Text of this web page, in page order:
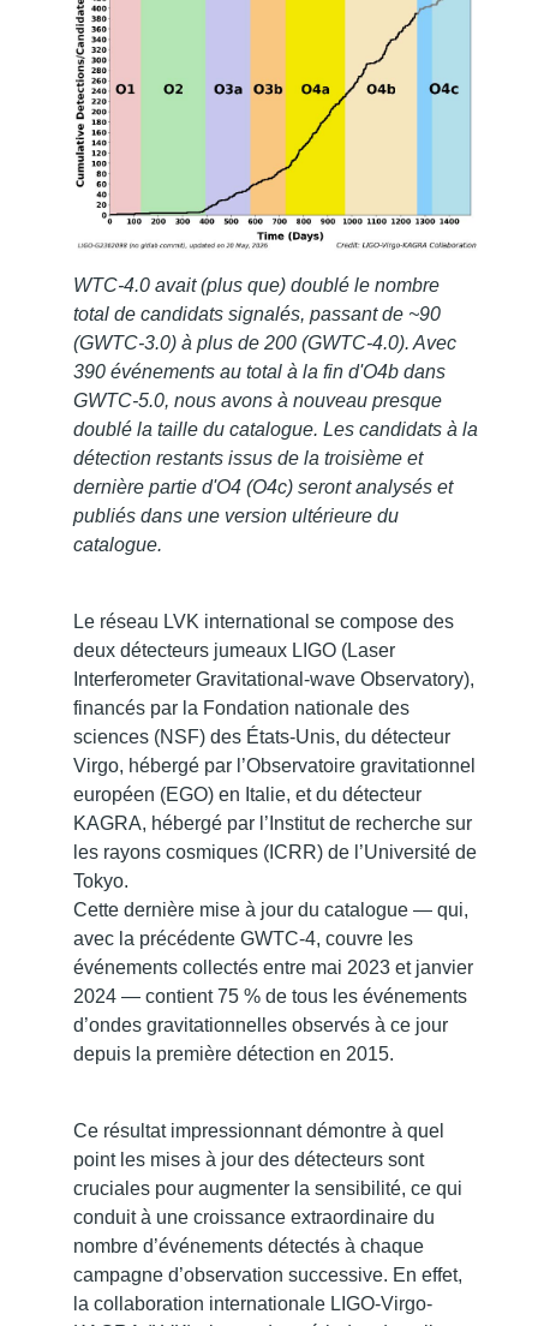
WTC-4.0 avait (plus que) doublé le nombre
total de candidats signalés, passant de ~90
(GWTC-3.0) à plus de 200 (GWTC-4.0). Avec
390 événements au total à la fin d'O4b dans
GWTC-5.0, nous avons à nouveau presque
doublé la taille du catalogue. Les candidats à la
détection restants issus de la troisième et
dernière partie d'O4 (O4c) seront analysés et
publiés dans une version ultérieure du
catalogue.
Le réseau LVK international se compose des
deux détecteurs jumeaux LIGO (Laser
Interferometer Gravitational-wave Observatory),
financés par la Fondation nationale des
sciences (NSF) des États-Unis, du détecteur
Virgo, hébergé par l’Observatoire gravitationnel
européen (EGO) en Italie, et du détecteur
KAGRA, hébergé par l’Institut de recherche sur
les rayons cosmiques (ICRR) de l’Université de
Tokyo.
Cette dernière mise à jour du catalogue — qui,
avec la précédente GWTC-4, couvre les
événements collectés entre mai 2023 et janvier
2024 — contient 75 % de tous les événements
d’ondes gravitationnelles observés à ce jour
depuis la première détection en 2015.
Ce résultat impressionnant démontre à quel
point les mises à jour des détecteurs sont
cruciales pour augmenter la sensibilité, ce qui
conduit à une croissance extraordinaire du
nombre d’événements détectés à chaque
campagne d’observation successive. En effet,
la collaboration internationale LIGO-Virgo-